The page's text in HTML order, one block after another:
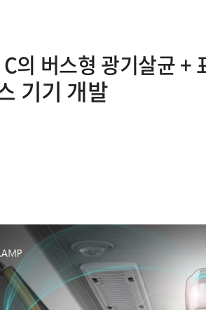
버스형 광기살균 +
기기 개발